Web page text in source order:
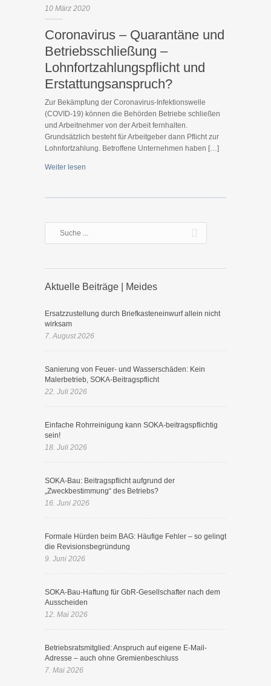
10 März 2020
Coronavirus – Quarantäne und
Betriebsschließung –
Lohnfortzahlungspflicht und
Erstattungsanspruch?
Zur Bekämpfung der Coronavirus-Infektionswelle
(COVID-19) können die Behörden Betriebe schließen
und Arbeitnehmer von der Arbeit fernhalten.
Grundsätzlich besteht für Arbeitgeber dann Pflicht zur
Lohnfortzahlung. Betroffene Unternehmen haben […]
Weiter lesen
Aktuelle Beiträge | Meides
Ersatzzustellung durch Briefkasteneinwurf allein nicht
wirksam
7. August 2026
Sanierung von Feuer- und Wasserschäden: Kein
Malerbetrieb, SOKA-Beitragspflicht
22. Juli 2026
Einfache Rohrreinigung kann SOKA-beitragspflichtig
sein!
18. Juli 2026
SOKA-Bau: Beitragspflicht aufgrund der
„Zweckbestimmung“ des Betriebs?
16. Juni 2026
Formale Hürden beim BAG: Häufige Fehler – so gelingt
die Revisionsbegründung
9. Juni 2026
SOKA-Bau-Haftung für GbR-Gesellschafter nach dem
Ausscheiden
12. Mai 2026
Betriebsratsmitglied: Anspruch auf eigene E-Mail-
Adresse – auch ohne Gremienbeschluss
7. Mai 2026